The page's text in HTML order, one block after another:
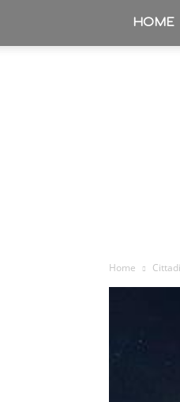
HOME
Home